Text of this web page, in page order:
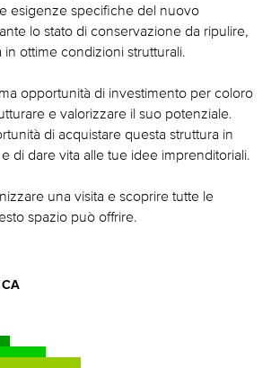
esigenze specifiche del nuovo
lo stato di conservazione da ripulire,
ottime condizioni strutturali.
opportunità di investimento per coloro
e valorizzare il suo potenziale.
di acquistare questa struttura in
di dare vita alle tue idee imprenditoriali.
una visita e scoprire tutte le
spazio può offrire.